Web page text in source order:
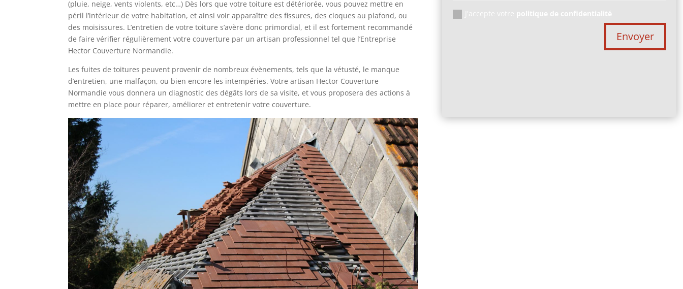
(pluie, neige, vents violents, etc…) Dès lors que votre toiture est détériorée, vous pouvez mettre en
péril l’intérieur de votre habitation, et ainsi voir apparaître des fissures, des cloques au plafond, ou
des moisissures. L’entretien de votre toiture s’avère donc primordial, et il est fortement recommandé
de faire vérifier régulièrement votre couverture par un artisan professionnel tel que l’Entreprise
Hector Couverture Normandie.
Les fuites de toitures peuvent provenir de nombreux évènements, tels que la vétusté, le manque
d’entretien, une malfaçon, ou bien encore les intempéries. Votre artisan Hector Couverture
Normandie vous donnera un diagnostic des dégâts lors de sa visite, et vous proposera des actions à
mettre en place pour réparer, améliorer et entretenir votre couverture.
J'accepte votre politique de confidentialité
Envoyer